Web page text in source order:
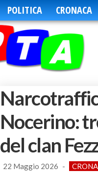
POLITICA CRONACA
Nocerino:
del clan
22 Maggio 2026 -